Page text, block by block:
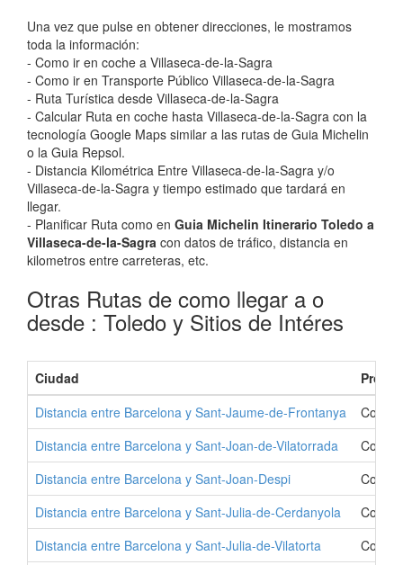
Una vez que pulse en obtener direcciones, le mostramos
toda la información:
- Como ir en coche a Villaseca-de-la-Sagra
- Como ir en Transporte Público Villaseca-de-la-Sagra
- Ruta Turística desde Villaseca-de-la-Sagra
- Calcular Ruta en coche hasta Villaseca-de-la-Sagra con la
tecnología Google Maps similar a las rutas de Guia Michelin
o la Guia Repsol.
- Distancia Kilométrica Entre Villaseca-de-la-Sagra y/o
Villaseca-de-la-Sagra y tiempo estimado que tardará en
llegar.
- Planificar Ruta como en Guia Michelin Itinerario Toledo a
Villaseca-de-la-Sagra con datos de tráfico, distancia en
kilometros entre carreteras, etc.
Otras Rutas de como llegar a o
desde : Toledo y Sitios de Intéres
Ciudad
Distancia entre Barcelona y Sant-Jaume-de-Frontanya
Como
Distancia entre Barcelona y Sant-Joan-de-Vilatorrada
Como
Distancia entre Barcelona y Sant-Joan-Despi
Como
Distancia entre Barcelona y Sant-Julia-de-Cerdanyola
Como
Distancia entre Barcelona y Sant-Julia-de-Vilatorta
Como